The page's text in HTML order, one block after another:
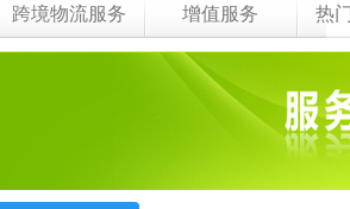
跨境物流服务 增值服务 热